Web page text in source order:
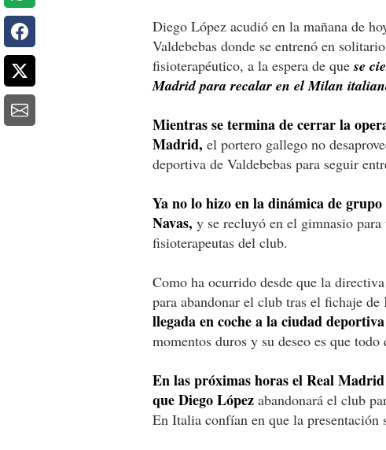
Diego López acudió en la mañana de
Valdebebas donde se entrenó en
fisioterapéutico, a la espera de quese
Madrid para recalar en el Milan
Mientras se termina de cerrar la
Madrid, el portero gallego no
deportiva de Valdebebas para seguir
Ya no lo hizo en la dinámica de
Navas, y se recluyó en el gimnasio para
fisioterapeutas del club.
Como ha ocurrido desde que la
para abandonar el club tras el fichaje de
llegada en coche a la ciudad
momentos duros y su deseo es que todo
En las próximas horas el Real
que Diego López abandonará el club
En Italia confían en que la presentación